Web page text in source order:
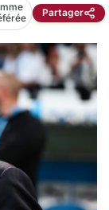
Partager